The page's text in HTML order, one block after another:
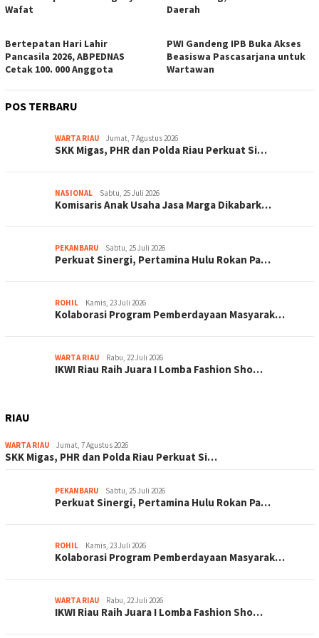
Wafat
Daerah
Bertepatan Hari Lahir
Pancasila 2026, ABPEDNAS
Cetak 100. 000 Anggota
PWI Gandeng IPB Buka Akses
Beasiswa Pascasarjana untuk
Wartawan
POS TERBARU
WARTA RIAU Jumat, 7 Agustus 2026
SKK Migas, PHR dan Polda Riau Perkuat Si…
NASIONAL Sabtu, 25 Juli 2026
Komisaris Anak Usaha Jasa Marga Dikabark…
PEKANBARU Sabtu, 25 Juli 2026
Perkuat Sinergi, Pertamina Hulu Rokan Pa…
ROHIL Kamis, 23 Juli 2026
Kolaborasi Program Pemberdayaan Masyarak…
WARTA RIAU Rabu, 22 Juli 2026
IKWI Riau Raih Juara I Lomba Fashion Sho…
RIAU
WARTA RIAU Jumat, 7 Agustus 2026
SKK Migas, PHR dan Polda Riau Perkuat Si…
PEKANBARU Sabtu, 25 Juli 2026
Perkuat Sinergi, Pertamina Hulu Rokan Pa…
ROHIL Kamis, 23 Juli 2026
Kolaborasi Program Pemberdayaan Masyarak…
WARTA RIAU Rabu, 22 Juli 2026
IKWI Riau Raih Juara I Lomba Fashion Sho…